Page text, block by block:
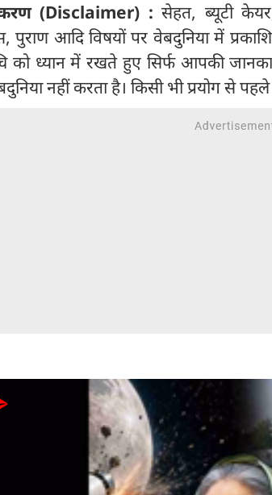
(Disclaimer) : सेहत, ब्यूटी
पुराण आदि विषयों पर वेबदुनिया में
को ध्यान में रखते हुए सिर्फ आपकी
नहीं करता है। किसी भी प्रयोग से